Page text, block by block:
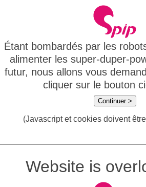
Étant bombardés par les
alimenter les super-duper-
futur, nous allons vous
cliquer sur le bouton
Continuer >
(Javascript et cookies doivent
Website is